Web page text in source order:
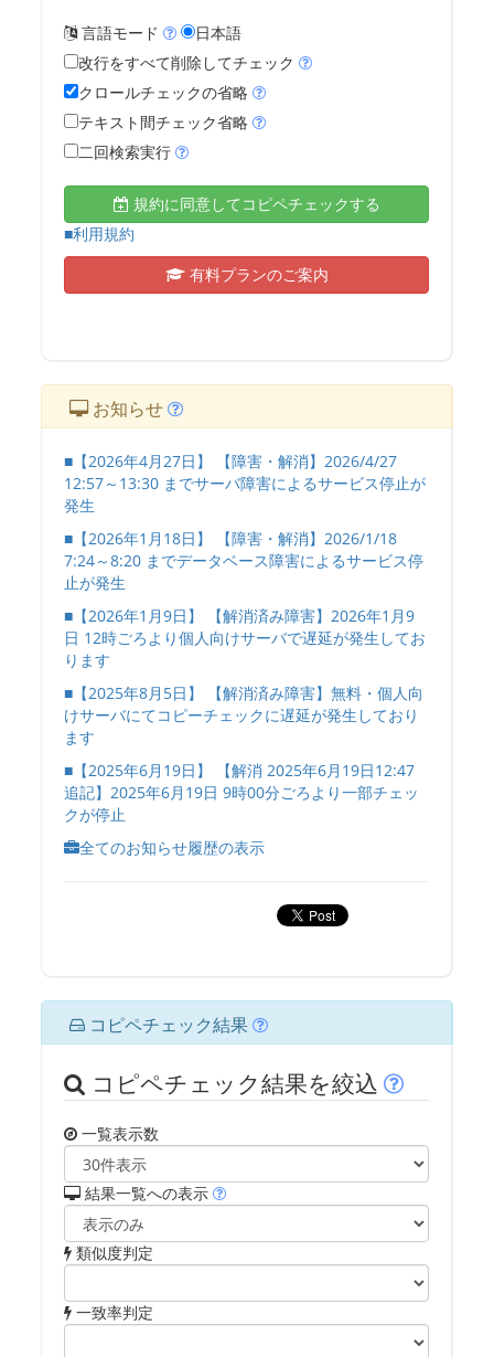
言語モード
日本語
改行をすべて削除してチェック
クロールチェックの省略
テキスト間チェック省略
二回検索実行
規約に同意してコピペチェックする
■利用規約
有料プランのご案内
お知らせ
■【2026年4月27日】 【障害・解消】2026/4/27
12:57～13:30 までサーバ障害によるサービス停止が
発生
■【2026年1月18日】 【障害・解消】2026/1/18
7:24～8:20 までデータベース障害によるサービス停
止が発生
■【2026年1月9日】 【解消済み障害】2026年1月9
日 12時ごろより個人向けサーバで遅延が発生してお
ります
■【2025年8月5日】 【解消済み障害】無料・個人向
けサーバにてコピーチェックに遅延が発生しており
ます
■【2025年6月19日】 【解消 2025年6月19日12:47
追記】2025年6月19日 9時00分ごろより一部チェッ
クが停止
全てのお知らせ履歴の表示
コピペチェック結果
コピペチェック結果を絞込
一覧表示数
結果一覧への表示
類似度判定
一致率判定